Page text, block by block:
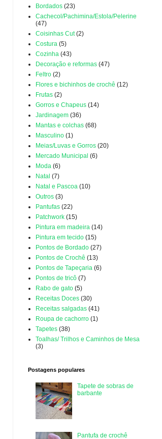
Bordados (23)
Cachecol/Pachimina/Estola/Pelerine
(47)
Coisinhas Cut (2)
Costura (5)
Cozinha (43)
Decoração e reformas (47)
Feltro (2)
Flores e bichinhos de crochê (12)
Frutas (2)
Gorros e Chapeus (14)
Jardinagem (36)
Mantas e colchas (68)
Masculino (1)
Meias/Luvas e Gorros (20)
Mercado Municipal (6)
Moda (6)
Natal (7)
Natal e Pascoa (10)
Outros (3)
Pantufas (22)
Patchwork (15)
Pintura em madeira (14)
Pintura em tecido (15)
Pontos de Bordado (27)
Pontos de Crochê (13)
Pontos de Tapeçaria (6)
Pontos de tricô (7)
Rabo de gato (5)
Receitas Doces (30)
Receitas salgadas (41)
Roupa de cachorro (1)
Tapetes (38)
Toalhas/ Trilhos e Caminhos de Mesa
(3)
Postagens populares
Tapete de sobras de
barbante
Pantufa de crochê